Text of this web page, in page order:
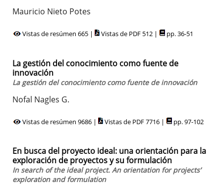
Mauricio Nieto Potes
Vistas de resúmen 665 | Vistas de PDF 512 | pp. 36-51
La gestión del conocimiento como fuente de
innovación
La gestión del conocimiento como fuente de innovación
Nofal Nagles G.
Vistas de resúmen 9686 | Vistas de PDF 7716 | pp. 97-102
En busca del proyecto ideal: una orientación para la
exploración de proyectos y su formulación
In search of the ideal project. An orientation for projects’
exploration and formulation